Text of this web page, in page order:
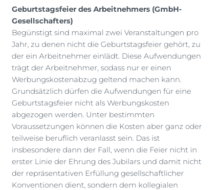
Geburtstagsfeier des Arbeitnehmers (GmbH-
Gesellschafters)
Begünstigt sind maximal zwei Veranstaltungen pro
Jahr, zu denen nicht die Geburtstagsfeier gehört, zu
der ein Arbeitnehmer einlädt. Diese Aufwendungen
trägt der Arbeitnehmer, sodass nur er einen
Werbungskostenabzug geltend machen kann.
Grundsätzlich dürfen die Aufwendungen für eine
Geburtstagsfeier nicht als Werbungskosten
abgezogen werden. Unter bestimmten
Voraussetzungen können die Kosten aber ganz oder
teilweise beruflich veranlasst sein. Das ist
insbesondere dann der Fall, wenn die Feier nicht in
erster Linie der Ehrung des Jubilars und damit nicht
der repräsentativen Erfüllung gesellschaftlicher
Konventionen dient, sondern dem kollegialen